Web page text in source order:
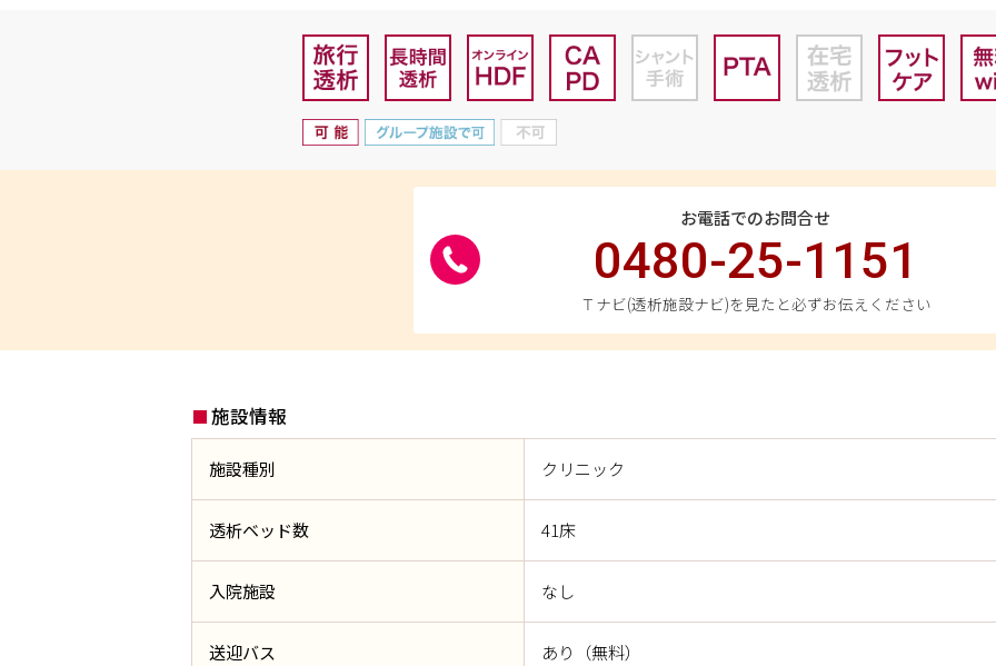
お電話でのお問合せ
0480-25-1151
Ｔナビ(透析施設ナビ)を見たと必ずお伝えください
施設情報
施設種別 クリニック
透析ベッド数 41床
入院施設 なし
送迎バス あり（無料）